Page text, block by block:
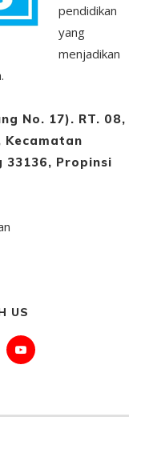
pendidikan
yang
menjadikan
No. 17). RT. 08,
Kecamatan
33136, Propinsi
US